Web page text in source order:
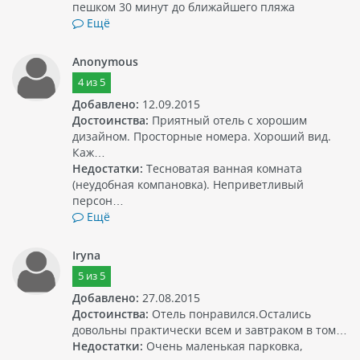
пешком 30 минут до ближайшего пляжа
Ещё
Anonymous
4из 5
Добавлено: 12.09.2015
Достоинства: Приятный отель с хорошим
дизайном. Просторные номера. Хороший вид.
Каж…
Недостатки: Тесноватая ванная комната
(неудобная компановка). Неприветливый
персон…
Ещё
Iryna
5из 5
Добавлено: 27.08.2015
Достоинства: Отель понравился.Остались
довольны практически всем и завтраком в том…
Недостатки: Очень маленькая парковка,